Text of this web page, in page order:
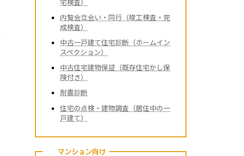
内覧会立会い・同行（竣工検査・完
成検査）
中古一戸建て住宅診断（ホームイン
スペクション）
中古住宅建物保証（既存住宅かし保
険付き）
耐震診断
住宅の点検・建物調査（居住中の一
戸建て）
マンション向け